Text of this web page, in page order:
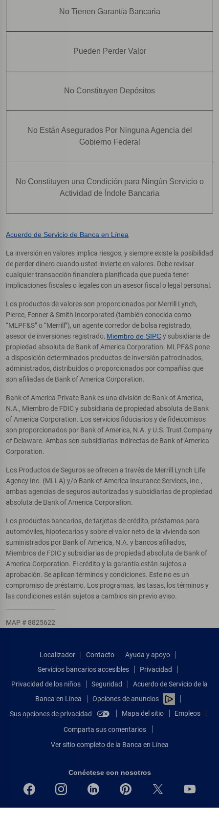
No Tienen Garantía Bancaria
Pueden Perder Valor
No Constituyen Depósitos
No Están Asegurados Por Ninguna Agencia del
Gobierno Federal
No Constituyen una Condición para Ningún Servicio o
Actividad de Índole Bancaria
Acuerdo de Servicio de Banca en Línea
La inversión en valores implica riesgos, y siempre existe la posibilidad
de perder dinero cuando usted invierte en valores. Debe revisar
cualquier transacción financiera planificada que pueda tener
implicaciones fiscales o legales con un asesor fiscal o legal personal.
Los productos de valores son proporcionados por Merrill Lynch,
Pierce, Fenner & Smith Incorporated (también conocida como
“MLPF&S” o “Merrill”), un agente corredor de bolsa registrado,
asesor de inversiones registrado, Miembro de SIPCy subsidiaria de
propiedad absoluta de Bank of America Corporation. MLPF&S pone
a disposición determinados productos de inversión patrocinados,
administrados, distribuidos o proporcionados por compañías que
son afiliadas de Bank of America Corporation.
Bank of America Private Bank es una división de Bank of America,
N.A., Miembro de FDIC y subsidiaria de propiedad absoluta de Bank
of America Corporation. Los servicios fiduciarios y de fideicomisos
son proporcionados por Bank of America, N.A. y U.S. Trust Company
of Delaware. Ambas son subsidiarias indirectas de Bank of America
Corporation.
Los Productos de Seguros se ofrecen a través de Merrill Lynch Life
Agency Inc. (MLLA) y/o Bank of America Insurance Services, Inc.,
ambas agencias de seguros autorizadas y subsidiarias de propiedad
absoluta de Bank of America Corporation.
Los productos bancarios, de tarjetas de crédito, préstamos para
automóviles, hipotecarios y sobre el valor neto de la vivienda son
suministrados por Bank of America, N.A. y bancos afiliados,
Miembros de FDIC y subsidiarias de propiedad absoluta de Bank of
America Corporation. El crédito y la garantía están sujetos a
aprobación. Se aplican términos y condiciones. Este no es un
compromiso de préstamo. Los programas, las tasas, los términos y
las condiciones están sujetos a cambios sin previo aviso.
MAP # 8825622
Localizador Contacto
Ayuda y apoyo
Servicios bancarios accesibles
Privacidad
Privacidad de los niños
Seguridad
Acuerdo de Servicio de la
Banca en Línea
Opciones de anuncios
Sus opciones de privacidad
Mapa del sitio Empleos
Comparta sus comentarios
Ver sitio completo de la Banca en Línea
Conéctese con nosotros